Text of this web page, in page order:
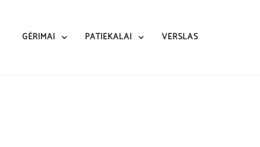
GĖRIMAI PATIEKALAI VERSLAS